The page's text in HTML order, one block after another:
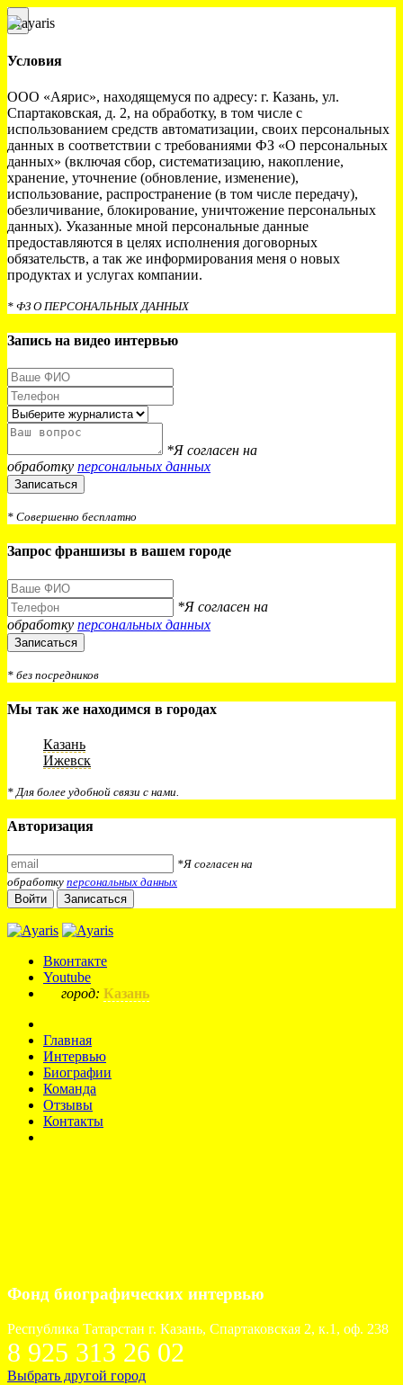
×
Условия
ООО «Аярис», находящемуся по адресу: г. Казань, ул.
Спартаковская, д. 2, на обработку, в том числе с
использованием средств автоматизации, своих персональных
данных в соответствии с требованиями ФЗ «О персональных
данных» (включая сбор, систематизацию, накопление,
хранение, уточнение (обновление, изменение),
использование, распространение (в том числе передачу),
обезличивание, блокирование, уничтожение персональных
данных). Указанные мной персональные данные
предоставляются в целях исполнения договорных
обязательств, а так же информирования меня о новых
продуктах и услугах компании.
* ФЗ О ПЕРСОНАЛЬНЫХ ДАННЫХ
Запись на видео интервью
*Я согласен на
обработку персональных данных
Записаться
* Совершенно бесплатно
Запрос франшизы в вашем городе
*Я согласен на
обработку персональных данных
Записаться
* без посредников
Мы так же находимся в городах
Казань
Ижевск
* Для более удобной связи с нами.
Авторизация
*Я согласен на
обработку персональных данных
Войти
Записаться
Вконтакте
Youtube
город: Казань
Главная
Интервью
Биографии
Команда
Отзывы
Контакты
Фонд биографических интервью
Республика Татарстан г. Казань, Спартаковская 2, к.1, оф. 238
8 925 313 26 02
Выбрать другой город